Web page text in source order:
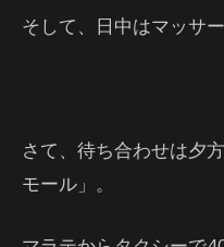
そして、日中はマッサ
さて、待ち合わせは夕
モール」。